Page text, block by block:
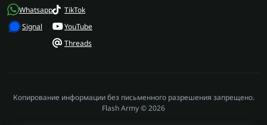
Whatsapp
Signal
TikTok
YouTube
Threads
Копирование информации без письменного разрешения запрещено.
Flash Army © 2026